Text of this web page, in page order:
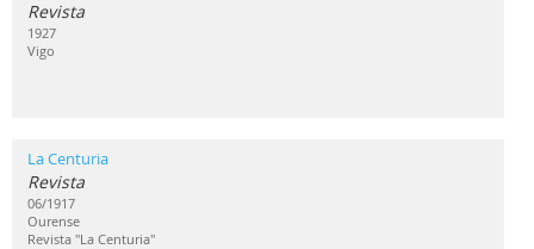
Revista
1927
Vigo
La Centuria
Revista
06/1917
Ourense
Revista "La Centuria"